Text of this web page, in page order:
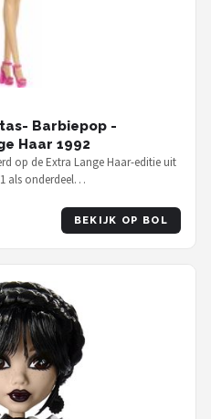
Barbiepop -
Haar 1992
op de Extra Lange Haar-editie uit
als onderdeel…
BEKIJK OP BOL